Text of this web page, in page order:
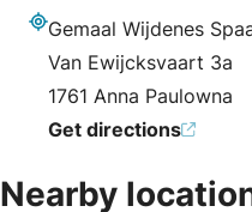
Gemaal Wijdenes
Van Ewijcksvaart 3a
1761 Anna Paulowna
Get directions
Nearby